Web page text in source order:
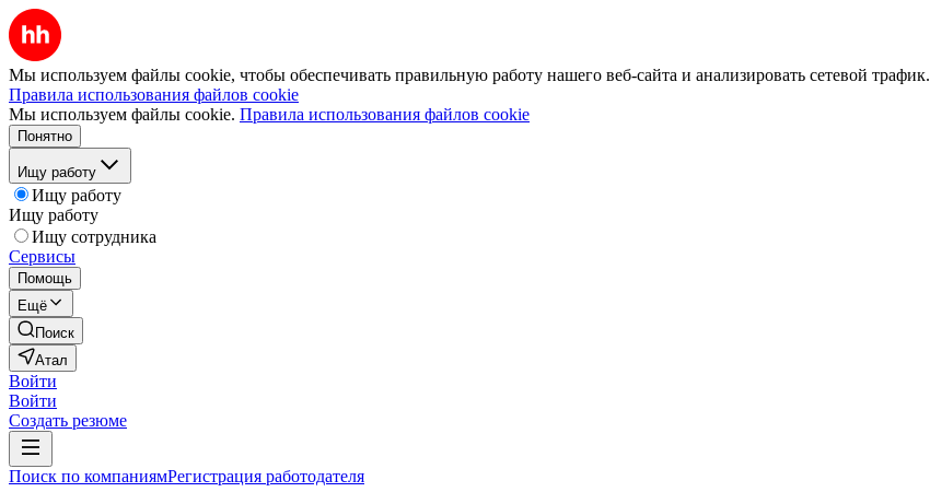
Мы используем файлы cookie, чтобы обеспечивать правильную работу нашего веб-сайта и анализировать сетевой трафик.
Правила использования файлов cookie
Мы используем файлы cookie. Правила использования файлов cookie
Понятно
Ищу работу
Ищу работу
Ищу работу
Ищу сотрудника
Сервисы
Помощь
Ещё
Поиск
Атал
Войти
Войти
Создать резюме
Поиск по компаниямРегистрация работодателя